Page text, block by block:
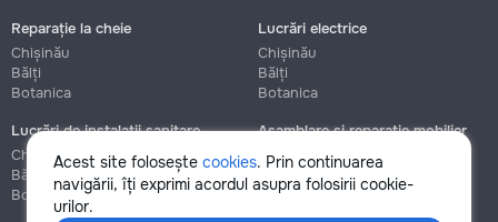
Acest site folosește cookies. Prin continuarea
navigării, îți exprimi acordul asupra folosirii cookie-
urilor.
Reparație la cheie
Chișinău
Bălți
Botanica
Lucrări electrice
Chișinău
Bălți
Botanica
Lucrări de instalații sanitare
Chișinău
Bălți
Botanica
Asamblare și reparație mobilier
Chișinău
Botanica